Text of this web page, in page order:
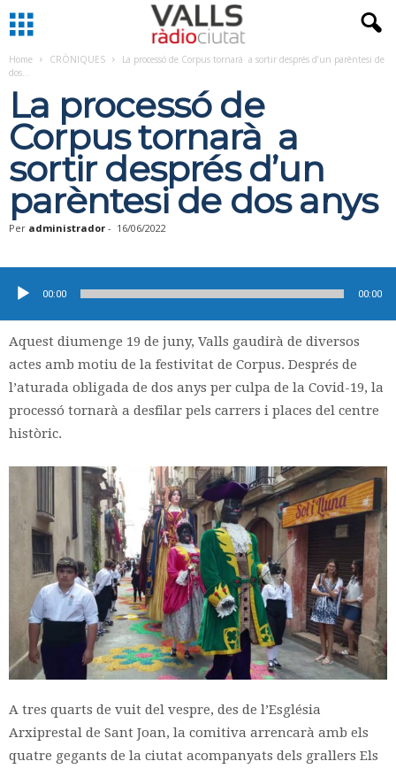
Home CRÒNIQUES
La processó de Corpus tornarà a sortir després d’un parèntesi de
dos...
La processó de
Corpus tornarà a
sortir després d’un
parèntesi de dos anys
Per administrador - 16/06/2022
d'àudio
00:00 00:00
Aquest diumenge 19 de juny, Valls gaudirà de diversos
actes amb motiu de la festivitat de Corpus. Després de
l’aturada obligada de dos anys per culpa de la Covid-19, la
processó tornarà a desfilar pels carrers i places del centre
històric.
A tres quarts de vuit del vespre, des de l’Església
Arxiprestal de Sant Joan, la comitiva arrencarà amb els
quatre gegants de la ciutat acompanyats dels grallers Els